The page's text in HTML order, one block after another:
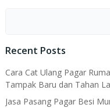
Recent Posts
Cara Cat Ulang Pagar
Tampak Baru dan Tahan
Jasa Pasang Pagar Besi